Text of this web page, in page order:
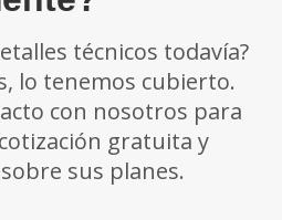
técnicos todavía?
lo tenemos cubierto.
con nosotros para
gratuita y
sus planes.